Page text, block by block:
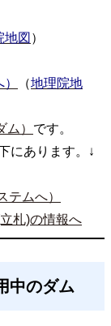
地図 ）
（地理院地
） です。
にあります。↓
テムへ）
札)の情報へ
中のダム